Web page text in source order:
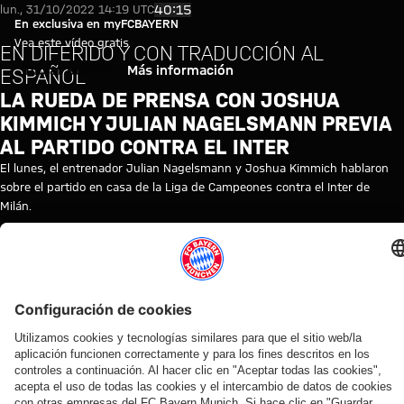
Vídeo: La rueda de prensa
Reproducir vídeo
En exclusiva en myFCBAYERN
Vea este vídeo gratis
Iniciar sesión Más información
lun., 31/10/2022 14:19 UTC40:15
EN DIFERIDO Y CON TRADUCCIÓN AL
ESPAÑOL
LA RUEDA DE PRENSA CON JOSHUA
KIMMICH Y JULIAN NAGELSMANN PREVIA
AL PARTIDO CONTRA EL INTER
El lunes, el entrenador Julian Nagelsmann y Joshua Kimmich hablaron
sobre el partido en casa de la Liga de Campeones contra el Inter de
Milán.
TEMAS DE ESTE VÍDEO
PRENSA
TV
REPETICIÓN
LA
DE
PRENSA
CAMPEONES
INTER
VÍDEOS RELACIONADOS
VídeoVídeoVídeoVídeoVídeoVídeoVídeoVídeo